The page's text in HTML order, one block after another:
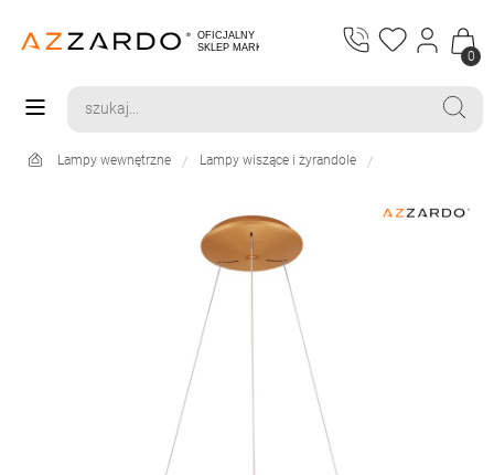
0
Lampy wewnętrzne Lampy wiszące i żyrandole